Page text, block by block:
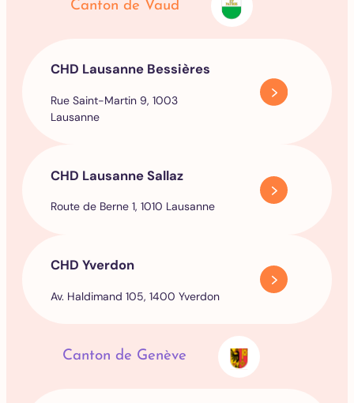
Canton de Vaud
CHD Lausanne Bessières
Rue Saint-Martin 9, 1003
Lausanne
CHD Lausanne Sallaz
Route de Berne 1, 1010 Lausanne
CHD Yverdon
Av. Haldimand 105, 1400 Yverdon
Canton de Genève